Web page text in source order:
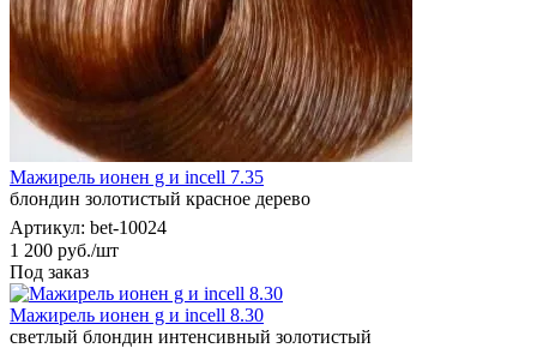
Мажирель ионен g и incell 7.35
блондин золотистый красное дерево
Артикул: bet-10024
1 200 руб./шт
Под заказ
Мажирель ионен g и incell 8.30
светлый блондин интенсивный золотистый